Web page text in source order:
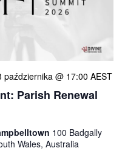
Parish Renewal
października @ 17:00 AEST
100 Badgally
Wales, Australia